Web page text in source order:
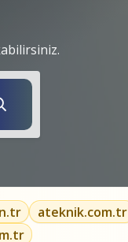
ateknik.com.tr